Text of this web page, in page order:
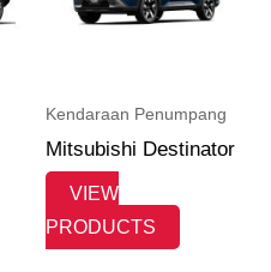
Kendaraan Penumpang
Mitsubishi Destinator
VIEW
PRODUCTS